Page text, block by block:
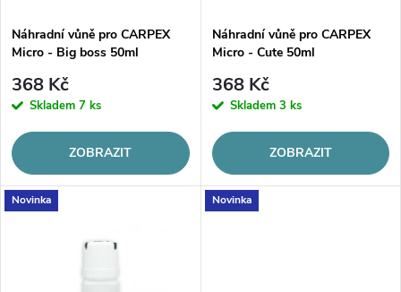
u
k
t
ů
d
u
k
t
ů
Náhradní vůně pro CARPEX
Micro - Big boss 50ml
368 Kč
Skladem 7 ks
ZOBRAZIT
Náhradní vůně pro CARPEX
Micro - Cute 50ml
368 Kč
Skladem 3 ks
ZOBRAZIT
Novinka Novinka